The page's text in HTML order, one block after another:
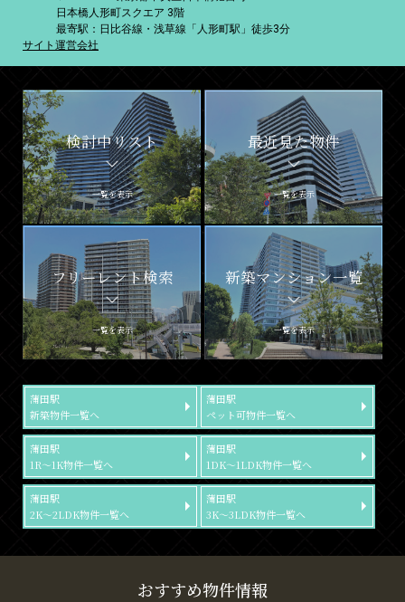
日本橋人形町スクエア 3階
最寄駅：日比谷線・浅草線「人形町駅」徒歩3分
サイト運営会社
検討中リスト
一覧を表示
最近見た物件
一覧を表示
フリーレント検索
一覧を表示
新築マンション一覧
一覧を表示
蒲田駅
新築物件一覧へ
蒲田駅
ペット可物件一覧へ
蒲田駅
1R～1K物件一覧へ
蒲田駅
1DK～1LDK物件一覧へ
蒲田駅
2K～2LDK物件一覧へ
蒲田駅
3K～3LDK物件一覧へ
おすすめ物件情報